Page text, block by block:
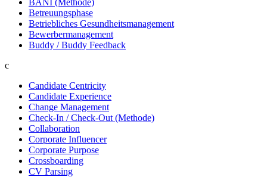
Betreuungsphase
Betriebliches Gesundheitsmanagement
Bewerbermanagement
Buddy / Buddy Feedback
c
Candidate Centricity
Candidate Experience
Change Management
Check-In / Check-Out (Methode)
Collaboration
Corporate Influencer
Corporate Purpose
Crossboarding
CV Parsing